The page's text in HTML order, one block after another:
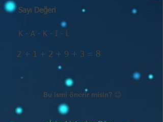
Sayı Değeri
K - A - K - I - L
2 + 1 + 2 + 9 + 3 = 8
Bu ismi önerir misin? 😊